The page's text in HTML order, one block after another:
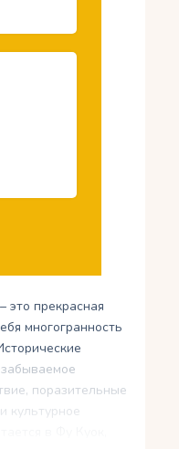
это прекрасная
многогранность
поразительные
культурное